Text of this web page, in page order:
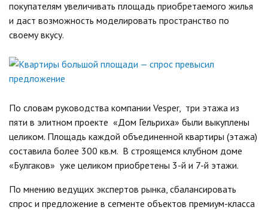
покупателям увеличивать площадь приобретаемого жилья
и даст возможность моделировать пространство по
своему вкусу.
По словам руководства компании Vesper, три этажа из
пяти в элитном проекте «Дом Гельриха» были выкуплены
целиком. Площадь каждой объединенной квартиры (этажа)
составила более 300 кв.м. В строящемся клубном доме
«Булгаков» уже целиком приобретены 3-й и 7-й этажи.
По мнению ведущих экспертов рынка, сбалансировать
спрос и предложение в сегменте объектов премиум-класса